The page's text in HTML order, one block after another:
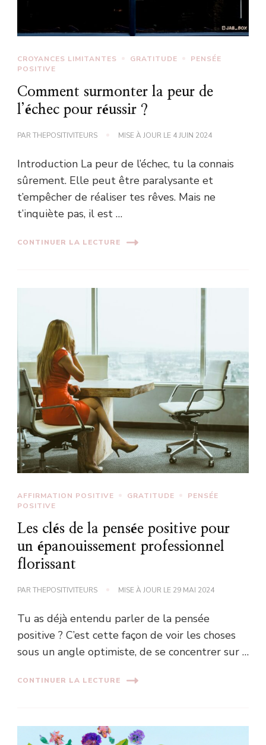
CROYANCES LIMITANTES GRATITUDE
PENSÉE
POSITIVE
Comment surmonter la peur de
l’échec pour réussir ?
PARTHEPOSITIVITEURS MISE À JOUR LE 4 JUIN 2024
Introduction La peur de l’échec, tu la connais
sûrement. Elle peut être paralysante et
t’empêcher de réaliser tes rêves. Mais ne
t’inquiète pas, il est …
CONTINUER LA LECTURE
AFFIRMATION POSITIVE GRATITUDE
PENSÉE
POSITIVE
Les clés de la pensée positive pour
un épanouissement professionnel
florissant
PARTHEPOSITIVITEURS MISE À JOUR LE 29 MAI 2024
Tu as déjà entendu parler de la pensée
positive ? C’est cette façon de voir les choses
sous un angle optimiste, de se concentrer sur …
CONTINUER LA LECTURE